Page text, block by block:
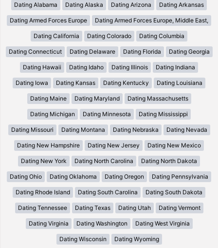
Dating Alabama Dating Alaska Dating Arizona Dating Arkansas
Dating Armed Forces Europe Dating Armed Forces Europe, Middle East,
Dating California Dating Colorado Dating Columbia
Dating Connecticut Dating Delaware Dating Florida Dating Georgia
Dating Hawaii Dating Idaho Dating Illinois Dating Indiana
Dating Iowa Dating Kansas Dating Kentucky Dating Louisiana
Dating Maine Dating Maryland Dating Massachusetts
Dating Michigan Dating Minnesota Dating Mississippi
Dating Missouri Dating Montana Dating Nebraska Dating Nevada
Dating New Hampshire Dating New Jersey Dating New Mexico
Dating New York Dating North Carolina Dating North Dakota
Dating Ohio Dating Oklahoma Dating Oregon Dating Pennsylvania
Dating Rhode Island Dating South Carolina Dating South Dakota
Dating Tennessee Dating Texas Dating Utah Dating Vermont
Dating Virginia Dating Washington Dating West Virginia
Dating Wisconsin Dating Wyoming